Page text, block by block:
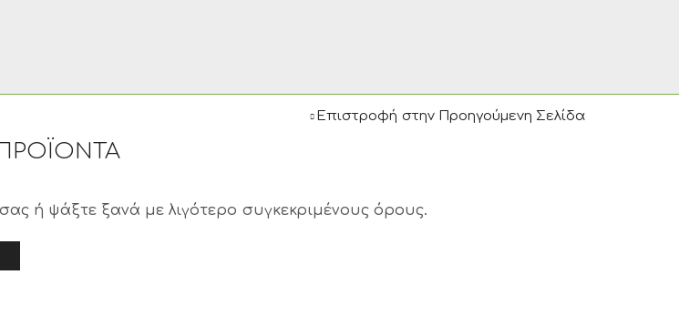
Επιστροφή στην Προηγούμενη Σελίδα
ή ψάξτε ξανά με λιγότερο συγκεκριμένους όρους.